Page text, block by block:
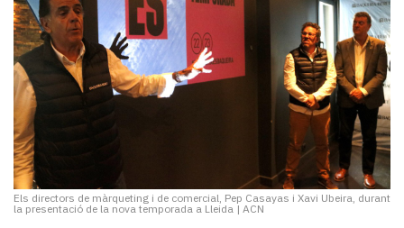
llegit...
Editorial
Els directors de màrqueting i de comercial, Pep Casayas i Xavi Ubeira, durant
la presentació de la nova temporada a Lleida | ACN